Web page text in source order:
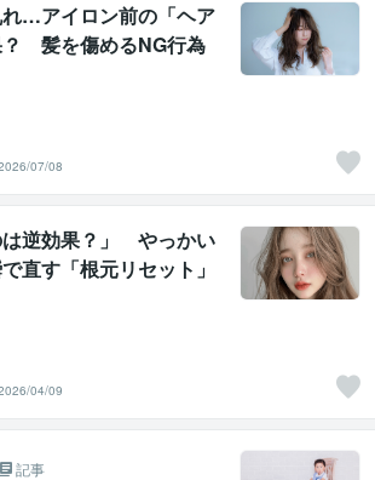
れ…アイロン前の「ヘア
？ 髪を傷めるNG行為
ットのコツとは？取材
07/08
は逆効果？」 やっかい
直す「根元リセット」
ました。
04/09
記事